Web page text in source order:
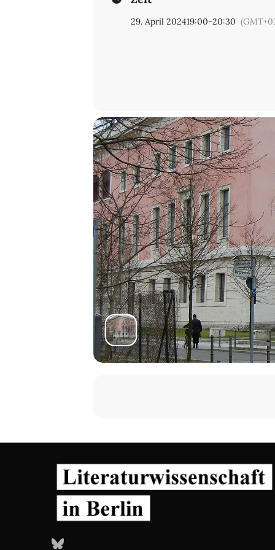
Anmeldung erforderlich über
Auf Italienisch und Deutsch mit
In Zusammenarbeit mit dem
29. April 202419:00-20:30
Bluesky